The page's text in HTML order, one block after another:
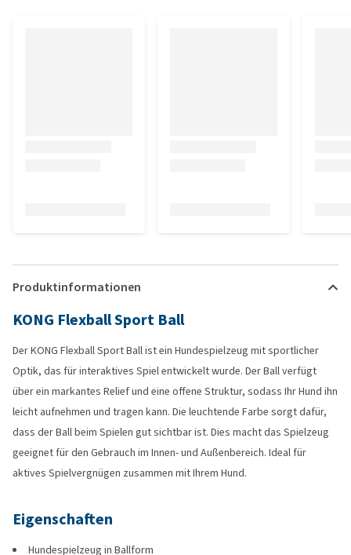
Produktinformationen
KONG Flexball Sport Ball
Der KONG Flexball Sport Ball ist ein Hundespielzeug mit sportlicher
Optik, das für interaktives Spiel entwickelt wurde. Der Ball verfügt
über ein markantes Relief und eine offene Struktur, sodass Ihr Hund ihn
leicht aufnehmen und tragen kann. Die leuchtende Farbe sorgt dafür,
dass der Ball beim Spielen gut sichtbar ist. Dies macht das Spielzeug
geeignet für den Gebrauch im Innen- und Außenbereich. Ideal für
aktives Spielvergnügen zusammen mit Ihrem Hund.
Eigenschaften
Hundespielzeug in Ballform